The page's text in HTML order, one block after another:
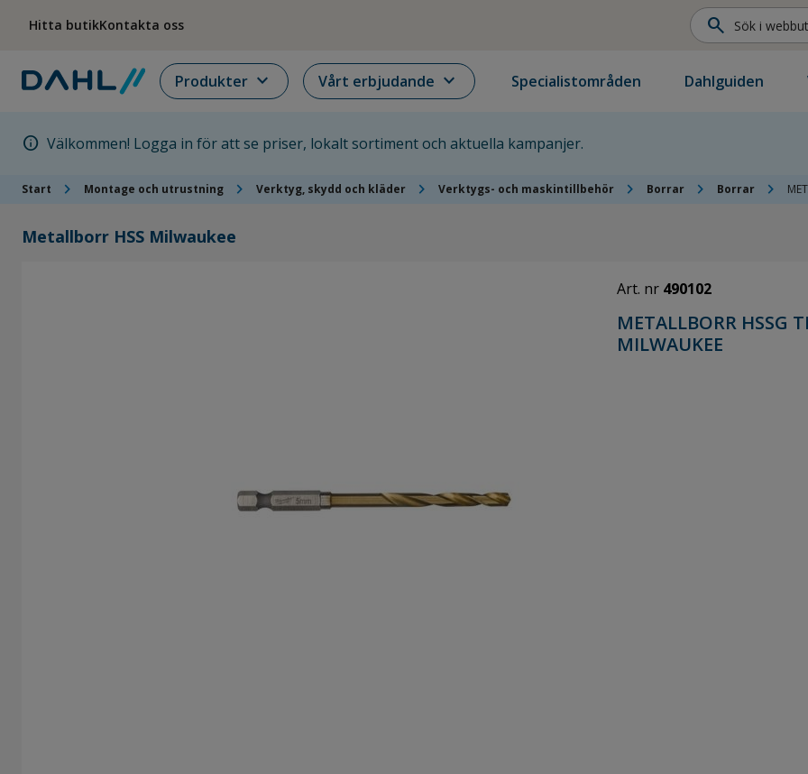
Hitta butikKontakta oss search
Produkter expand_more Vårt erbjudande expand_more Specialistområden Dahlguiden
info Välkommen! Logga in för att se priser, lokalt sortiment och aktuella kampanjer.
Start chevron_right Montage och utrustning chevron_right Verktyg, skydd och kläder chevron_right Verktygs- och maskintillbehör chevron_right Borrar chevron_right Borrar chevron_right
Metallborr HSS Milwaukee
Art. nr 490102
METALLBORR HSSG
MILWAUKEE